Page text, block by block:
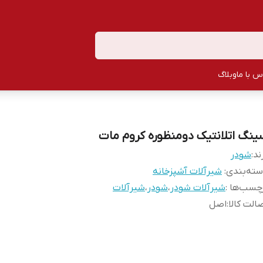
با ماوبلاگ
اتلانتیک دومنظوره کروم مات
شودر
: شیرآلات آشپزخانه
:شیرآلات شودر ،شودر ،شیرآلات
کالا:اصل